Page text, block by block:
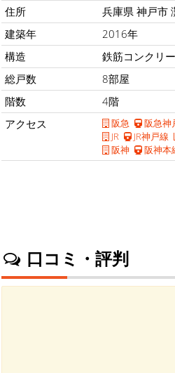
住所
兵庫県 神戸市
建築年
2016年
構造
鉄筋コンクリ
総戸数
8部屋
階数
4階
アクセス
阪急
阪急神
JR
JR神戸線
阪神
阪神本
口コミ・評判